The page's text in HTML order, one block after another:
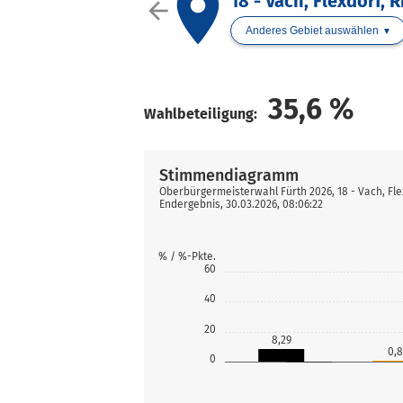
arrow_back
Anderes Gebiet auswählen
Wahlbeteiligung: 35,6 %
0
20
40
60
% / %-Pkte.
8,29
0,8
Stimmendiagramm
Oberbürgermeisterwahl Fürth 2026, 18 - Vach,
Endergebnis, 30.03.2026, 08:06:22